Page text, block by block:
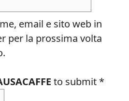
email e sito web in
per la prossima volta
to submit *